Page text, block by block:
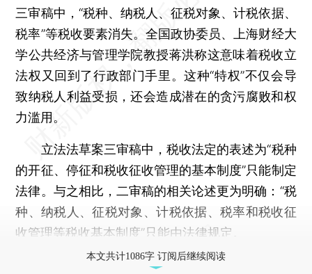
三审稿中，“税种、纳税人、征税对象、计税依据、
税率”等税收要素消失。全国政协委员、上海财经大
学公共经济与管理学院教授蒋洪称这意味着税收立
法权又回到了行政部门手里。这种“特权”不仅会导
致纳税人利益受损，还会造成潜在的贪污腐败和权
力滥用。
立法法草案三审稿中，税收法定的表述为“税种
的开征、停征和税收征收管理的基本制度”只能制定
法律。与之相比，二审稿的相关论述更为明确：“税
种、纳税人、征税对象、计税依据、税率和税收征
收管理等税收基本制度”只能由法律规定。
本文共计1086字 订阅后继续阅读